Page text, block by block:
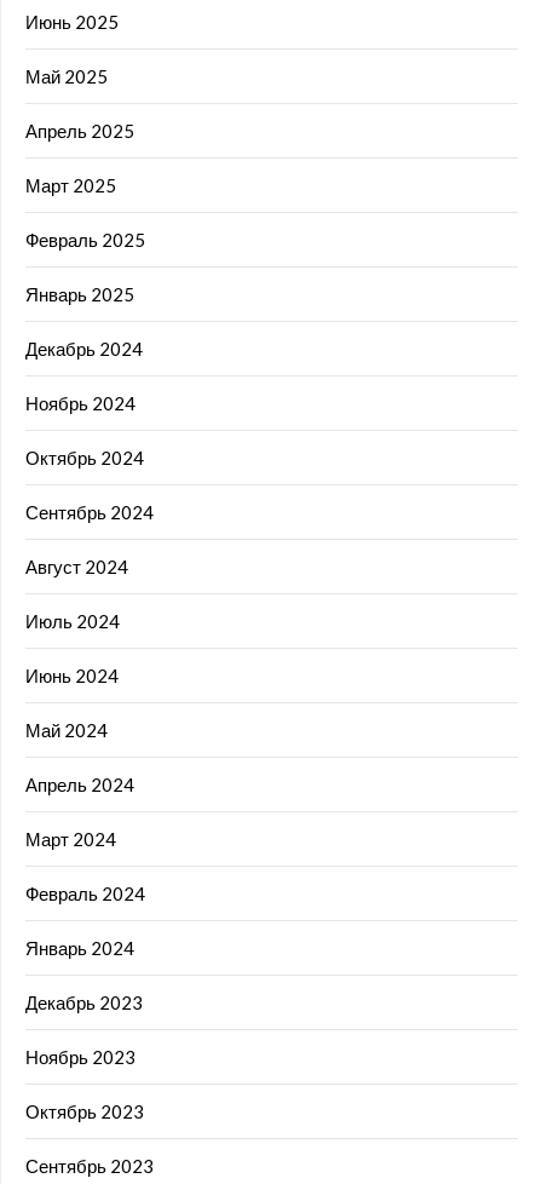
Июнь 2025
Май 2025
Апрель 2025
Март 2025
Февраль 2025
Январь 2025
Декабрь 2024
Ноябрь 2024
Октябрь 2024
Сентябрь 2024
Август 2024
Июль 2024
Июнь 2024
Май 2024
Апрель 2024
Март 2024
Февраль 2024
Январь 2024
Декабрь 2023
Ноябрь 2023
Октябрь 2023
Сентябрь 2023